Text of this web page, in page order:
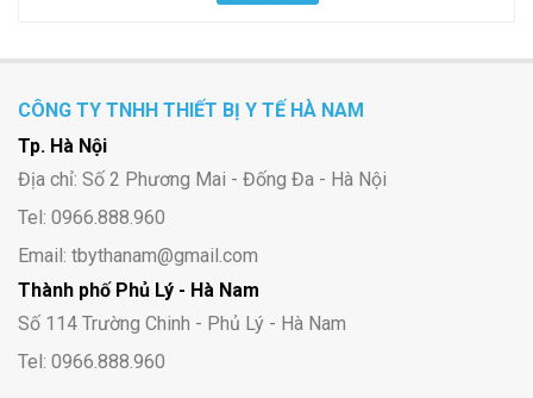
CÔNG TY TNHH THIẾT BỊ Y TẾ HÀ NAM
Tp. Hà Nội
Địa chỉ: Số 2 Phương Mai - Đống Đa - Hà Nội
Tel: 0966.888.960
Email: tbythanam@gmail.com
Thành phố Phủ Lý - Hà Nam
Số 114 Trường Chinh - Phủ Lý - Hà Nam
Tel: 0966.888.960